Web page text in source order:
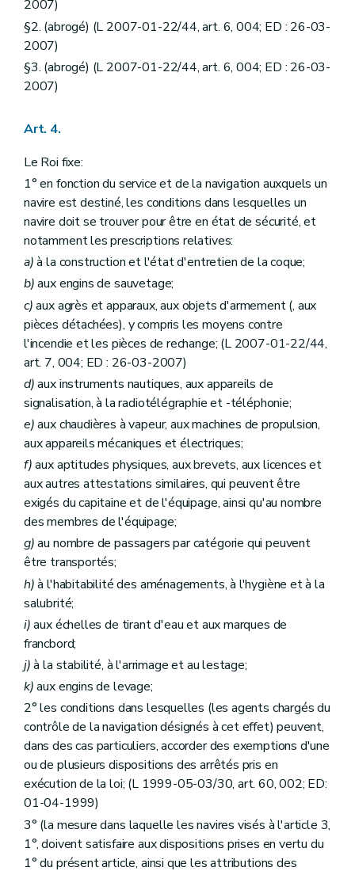
2007)
§2. (abrogé) (L 2007-01-22/44, art. 6, 004; ED : 26-03-
2007)
§3. (abrogé) (L 2007-01-22/44, art. 6, 004; ED : 26-03-
2007)
Art. 4.
Le Roi fixe:
1° en fonction du service et de la navigation auxquels un
navire est destiné, les conditions dans lesquelles un
navire doit se trouver pour être en état de sécurité, et
notamment les prescriptions relatives:
a)à la construction et l'état d'entretien de la coque;
b)aux engins de sauvetage;
c)aux agrès et apparaux, aux objets d'armement (, aux
pièces détachées), y compris les moyens contre
l'incendie et les pièces de rechange; (L 2007-01-22/44,
art. 7, 004; ED : 26-03-2007)
d)aux instruments nautiques, aux appareils de
signalisation, à la radiotélégraphie et -téléphonie;
e)aux chaudières à vapeur, aux machines de propulsion,
aux appareils mécaniques et électriques;
f)aux aptitudes physiques, aux brevets, aux licences et
aux autres attestations similaires, qui peuvent être
exigés du capitaine et de l'équipage, ainsi qu'au nombre
des membres de l'équipage;
g)au nombre de passagers par catégorie qui peuvent
être transportés;
h)à l'habitabilité des aménagements, à l'hygiène et à la
salubrité;
i)aux échelles de tirant d'eau et aux marques de
francbord;
j)à la stabilité, à l'arrimage et au lestage;
k)aux engins de levage;
2° les conditions dans lesquelles (les agents chargés du
contrôle de la navigation désignés à cet effet) peuvent,
dans des cas particuliers, accorder des exemptions d'une
ou de plusieurs dispositions des arrêtés pris en
exécution de la loi; (L 1999-05-03/30, art. 60, 002; ED:
01-04-1999)
3° (la mesure dans laquelle les navires visés à l'article 3,
1°, doivent satisfaire aux dispositions prises en vertu du
1° du présent article, ainsi que les attributions des